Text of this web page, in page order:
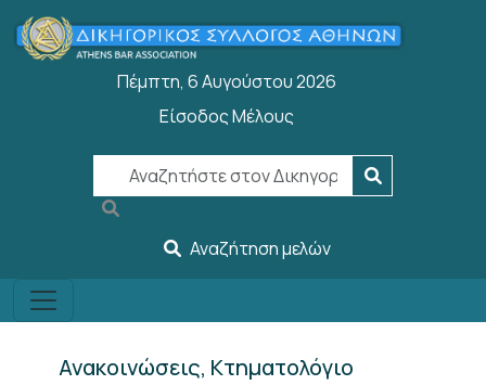
Παράκαμψη προς το κυρίως περιεχόμενο
Πέμπτη, 6 Αυγούστου 2026
User account menu
Είσοδος Μέλους
Αναζήτηση μελών
Ανακοινώσεις, Κτηματολόγιο